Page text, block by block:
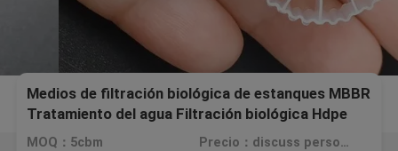
Medios de filtración biológica de estanques MBBR
Tratamiento del agua Filtración biológica Hdpe
25*12mm
MOQ：5cbm Precio：discuss personally